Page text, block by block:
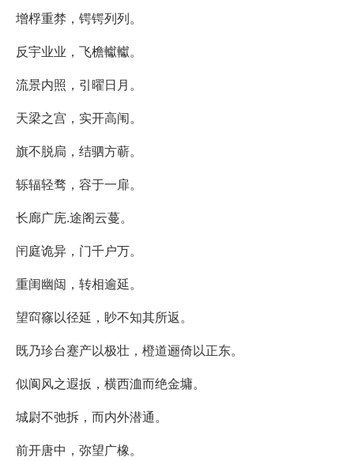
增桴重棼，锷锷列列。
反宇业业，飞檐䡾䡾。
流景内照，引曜日月。
天梁之宫，实开高闱。
旗不脱扃，结驷方蕲。
轹辐轻骛，容于一扉。
长廊广庑.途阁云蔓。
闬庭诡异，门千户万。
重闺幽闼，转相逾延。
望䆗窱以径延，眇不知其所返。
既乃珍台蹇产以极壮，橙道逦倚以正东。
似阆风之遐扳，横西洫而绝金墉。
城尉不弛拆，而内外潜通。
前开唐中，弥望广橡。